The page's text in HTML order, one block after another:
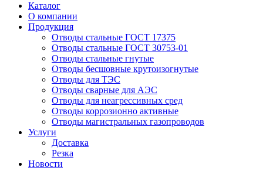
Каталог
О компании
Продукция
Отводы стальные ГОСТ 17375
Отводы стальные ГОСТ 30753-01
Отводы стальные гнутые
Отводы бесшовные крутоизогнутые
Отводы для ТЭС
Отводы сварные для АЭС
Отводы для неагрессивных сред
Отводы коррозионно активные
Отводы магистральных газопроводов
Услуги
Доставка
Резка
Новости